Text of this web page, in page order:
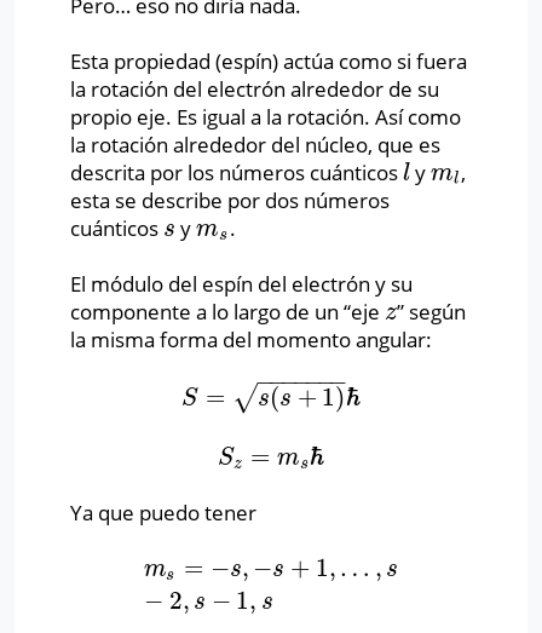
Esta propiedad (espín) actúa como si fuera
la rotación del electrón alrededor de su
propio eje. Es igual a la rotación. Así como
la rotación alrededor del núcleo, que es
descrita por los números cuánticos l
l yml
ml ,
esta se describe por dos números
cuánticos s
s yms
ms .
El módulo del espín del electrón y su
componente a lo largo de un “eje z
z” según
la misma forma del momento angular:
S = s(s + 1)
− −
−−−−−
√ ℏ
S= s(s +1)ℏ
Sz = msℏ
Sz= m sℏ
Ya que puedo tener
ms = −s, −s + 1, … , s
− 2, s − 1, s
ms= −s −s+1,…,s−2 ,s−1, s